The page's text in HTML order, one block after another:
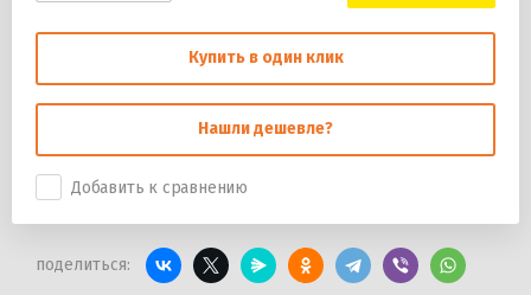
Купить в один клик
Нашли дешевле?
Добавить к сравнению
поделиться: